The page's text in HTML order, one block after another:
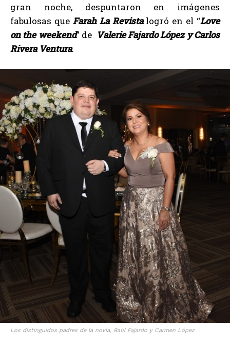
gran noche, despuntaron en imágenes
fabulosas que Farah La Revistalogró en el “Love
on the weekend” de Valerie Fajardo López y Carlos
Rivera Ventura.
Los distinguidos padres de la novia, Raúl Fajardo y Carmen López